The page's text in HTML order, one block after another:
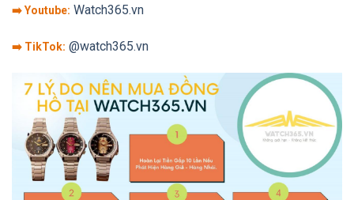
➡️ Youtube: Watch365.vn
➡️ TikTok: @watch365.vn